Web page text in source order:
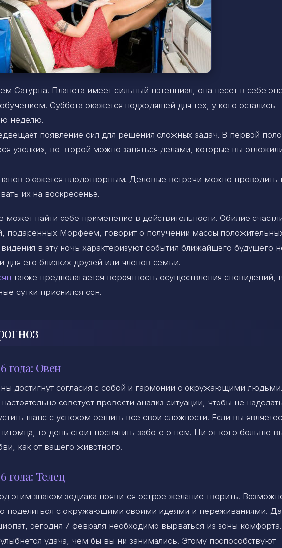
Сатурна. Планета имеет сильный потенциал, она несет в себе
Суббота окажется подходящей для тех, у кого остались
неделю.
появление сил для решения сложных задач. В первой
узелки», во второй можно заняться делами, которые вы
окажется плодотворным. Деловые встречи можно проводить
их на воскресенье.
может найти себе применение в действительности. Обилие
подаренных Морфеем, говорит о получении массы
в эту ночь характеризуют события ближайшего будущего
для его близких друзей или членов семьи.
также предполагается вероятность осуществления сновидений,
сутки приснился сон.
года: Овен
достигнут согласия с собой и гармонии с окружающими людьми.
советует провести анализ ситуации, чтобы не
шанс с успехом решить все свои сложности. Если вы
то день стоит посвятить заботе о нем. Ни от кого больше
как от вашего животного.
года: Телец
этим знаком зодиака появится острое желание творить.
поделиться с окружающими своими идеями и переживаниями.
сегодня 7 февраля необходимо вырваться из зоны
удача, чем бы вы ни занимались. Этому поспособствуют